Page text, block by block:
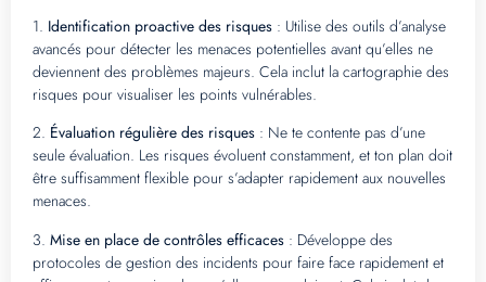
1. Identification proactive des risques : Utilise des outils d’analyse
avancés pour détecter les menaces potentielles avant qu’elles ne
deviennent des problèmes majeurs. Cela inclut la cartographie des
risques pour visualiser les points vulnérables.
2. Évaluation régulière des risques : Ne te contente pas d’une
seule évaluation. Les risques évoluent constamment, et ton plan doit
être suffisamment flexible pour s’adapter rapidement aux nouvelles
menaces.
3. Mise en place de contrôles efficaces : Développe des
protocoles de gestion des incidents pour faire face rapidement et